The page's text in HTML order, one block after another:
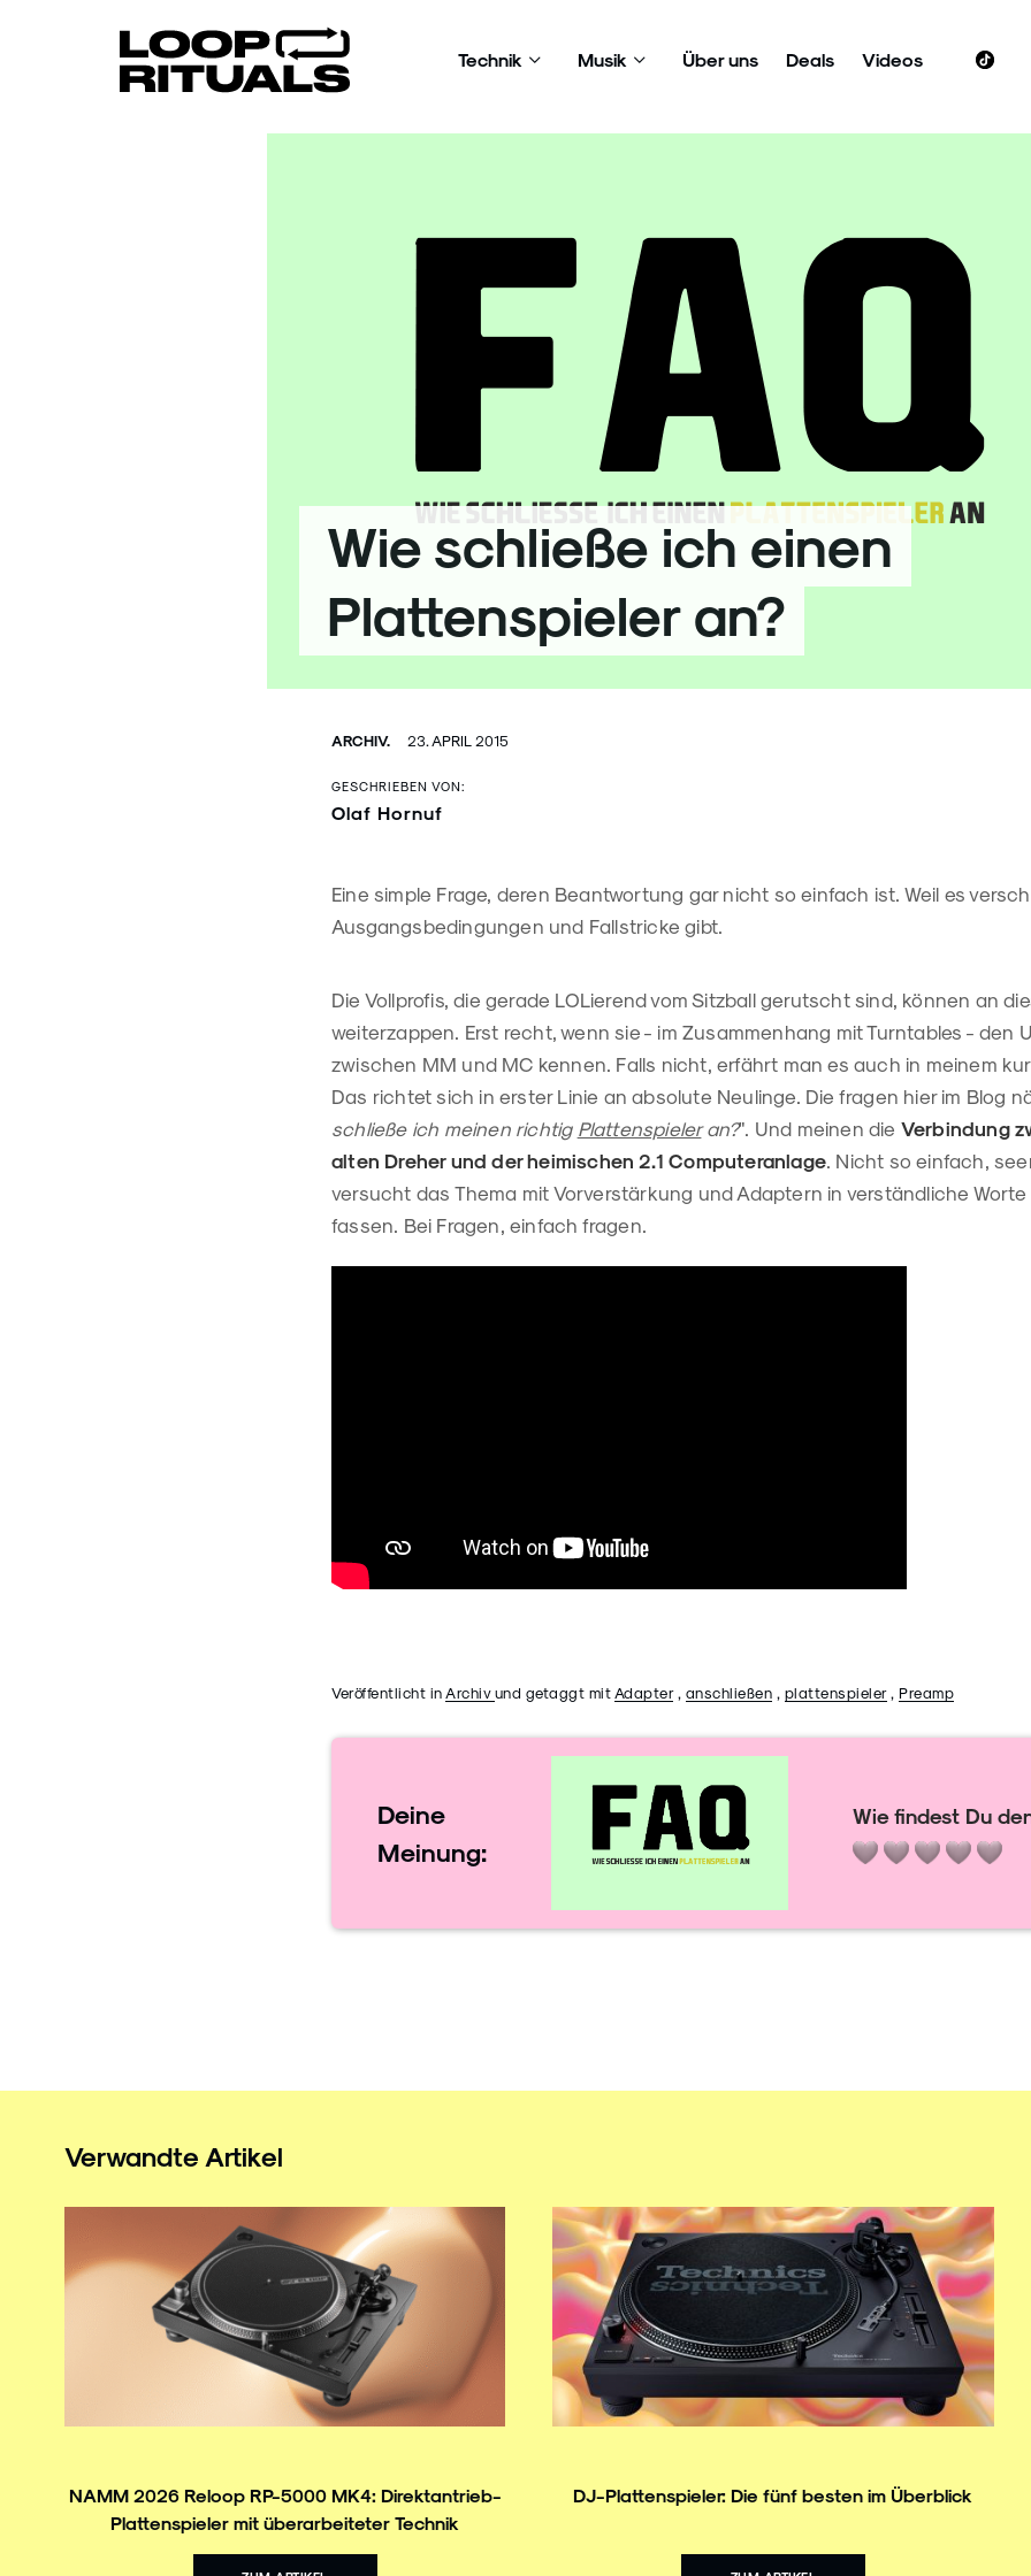
Technik Musik Über uns Deals Videos
Wie schließe ich einen
Plattenspieler an?
ARCHIV. 23. APRIL 2015
GESCHRIEBEN VON:
Olaf Hornuf
Eine simple Frage, deren Beantwortung gar nicht so einfach ist. Weil es
Ausgangsbedingungen und Fallstricke gibt.
Die Vollprofis, die gerade LOLierend vom Sitzball gerutscht sind, können an
weiterzappen. Erst recht, wenn sie - im Zusammenhang mit Turntables - den
zwischen MM und MC kennen. Falls nicht, erfährt man es auch in meinem
Das richtet sich in erster Linie an absolute Neulinge. Die fragen hier im Blog
schließe ich meinen richtig Plattenspieleran?". Und meinen die Verbindung
alten Dreher und der heimischen 2.1 Computeranlage. Nicht so einfach,
versucht das Thema mit Vorverstärkung und Adaptern in verständliche Worte
fassen. Bei Fragen, einfach fragen.
Veröffentlicht in Archiv und getaggt mit Adapter, anschließen , plattenspieler, Preamp
Deine
Meinung:
Wie findest Du
Verwandte Artikel
NAMM 2026 Reloop RP-5000 MK4: Direktantrieb-
Plattenspieler mit überarbeiteter Technik
DJ-Plattenspieler: Die fünf besten im Überblick